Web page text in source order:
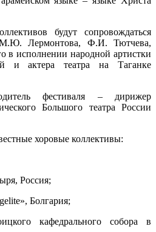
будут сопровождаться
М.Ю. Лермонтова, Ф.И. Тютчева,
в исполнении народной артистки
и актера театра на Таганке
фестиваля – дирижер
Большого театра России
хоровые коллективы:
Россия;
Болгария;
кафедрального собора в